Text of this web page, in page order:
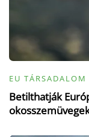
EU TÁRSADALOM
Betilthatják